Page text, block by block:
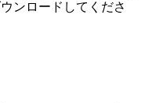
ンロードしてくださ